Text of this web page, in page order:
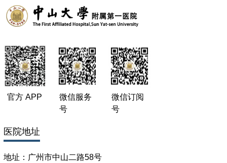
官方 APP
微信服务
号
微信订阅
号
医院地址
地址：广州市中山二路58号